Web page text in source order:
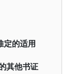
定的适用
其他书证